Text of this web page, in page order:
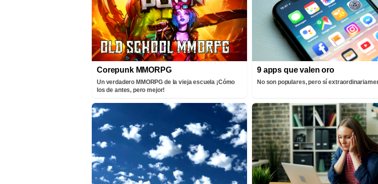
Corepunk MMORPG
Un verdadero MMORPG de la vieja escuela ¡Cómo
los de antes, pero mejor!
9 apps que valen oro
No son populares, pero sí